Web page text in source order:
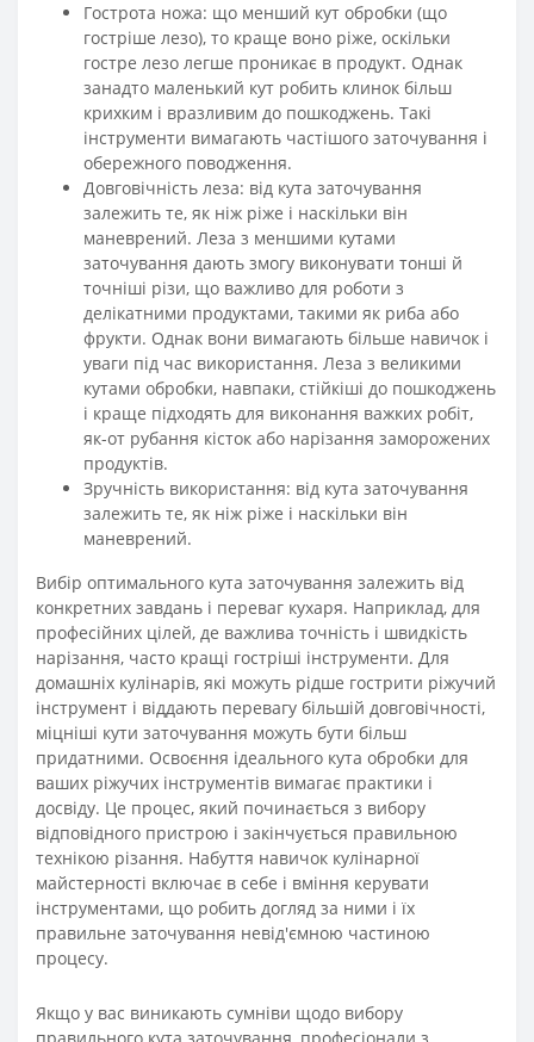
Гострота ножа: що менший кут обробки (що
гостріше лезо), то краще воно ріже, оскільки
гостре лезо легше проникає в продукт. Однак
занадто маленький кут робить клинок більш
крихким і вразливим до пошкоджень. Такі
інструменти вимагають частішого заточування і
обережного поводження.
Довговічність леза: від кута заточування
залежить те, як ніж ріже і наскільки він
маневрений. Леза з меншими кутами
заточування дають змогу виконувати тонші й
точніші різи, що важливо для роботи з
делікатними продуктами, такими як риба або
фрукти. Однак вони вимагають більше навичок і
уваги під час використання. Леза з великими
кутами обробки, навпаки, стійкіші до пошкоджень
і краще підходять для виконання важких робіт,
як-от рубання кісток або нарізання заморожених
продуктів.
Зручність використання: від кута заточування
залежить те, як ніж ріже і наскільки він
маневрений.
Вибір оптимального кута заточування залежить від
конкретних завдань і переваг кухаря. Наприклад, для
професійних цілей, де важлива точність і швидкість
нарізання, часто кращі гостріші інструменти. Для
домашніх кулінарів, які можуть рідше гострити ріжучий
інструмент і віддають перевагу більшій довговічності,
міцніші кути заточування можуть бути більш
придатними. Освоєння ідеального кута обробки для
ваших ріжучих інструментів вимагає практики і
досвіду. Це процес, який починається з вибору
відповідного пристрою і закінчується правильною
технікою різання. Набуття навичок кулінарної
майстерності включає в себе і вміння керувати
інструментами, що робить догляд за ними і їх
правильне заточування невід'ємною частиною
процесу.
Якщо у вас виникають сумніви щодо вибору